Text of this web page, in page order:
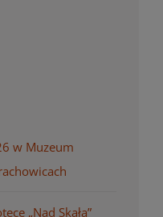
w Muzeum
„Nad Skałą”